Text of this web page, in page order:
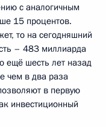
с аналогичным
15 процентов.
то на сегодняшний
– 483 миллиарда
ещё шесть лет назад
чем в два раза
в первую
инвестиционный